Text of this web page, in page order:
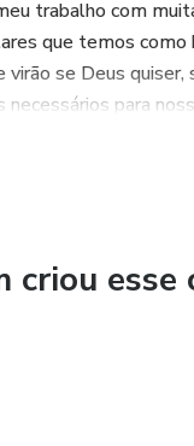
trabalho com
que temos como
se Deus
para
criou esse